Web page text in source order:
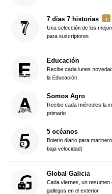
7 días 7 historias
Una selección de los
para suscriptores
Educación
Recibe cada lunes
la Educación
Somos Agro
Recibe cada miércoles la
primario
5 océanos
Boletín diario para
baja velocidad)
Global Galicia
Cada viernes, un resumen
gallegos en el exterior